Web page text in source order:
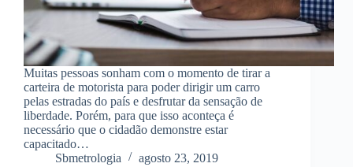
Muitas pessoas sonham com o momento de tirar a
carteira de motorista para poder dirigir um carro
pelas estradas do país e desfrutar da sensação de
liberdade. Porém, para que isso aconteça é
necessário que o cidadão demonstre estar
capacitado…
Sbmetrologia
agosto 23, 2019